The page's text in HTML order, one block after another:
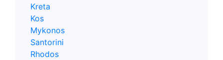
Kreta
Kos
Mykonos
Santorini
Rhodos